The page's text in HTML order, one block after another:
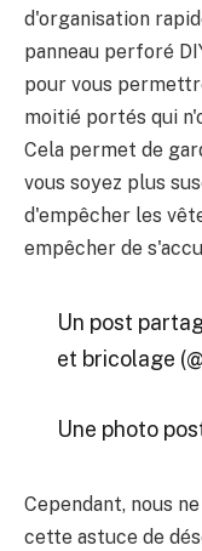
d'organisation
panneau perforé
pour vous
moitié portés qui
Cela permet de
vous soyez plus
d'empêcher les
empêcher de
Un post
et bricolage
Une photo
Cependant, nous
cette astuce de